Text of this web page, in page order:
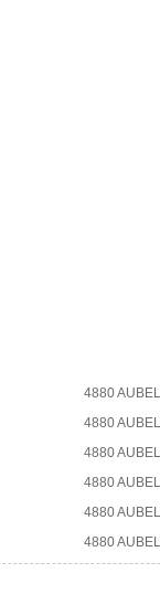
4880 AUBEL
4880 AUBEL
4880 AUBEL
4880 AUBEL
4880 AUBEL
4880 AUBEL